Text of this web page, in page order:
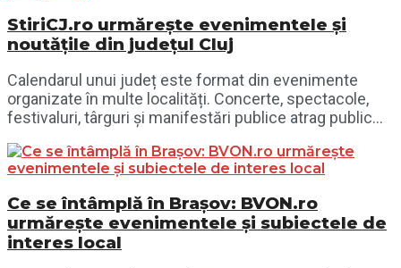
StiriCJ.ro urmărește evenimentele și
noutățile din județul Cluj
Calendarul unui județ este format din evenimente
organizate în multe localități. Concerte, spectacole,
festivaluri, târguri și manifestări publice atrag public...
Ce se întâmplă în Brașov: BVON.ro
urmărește evenimentele și subiectele de
interes local